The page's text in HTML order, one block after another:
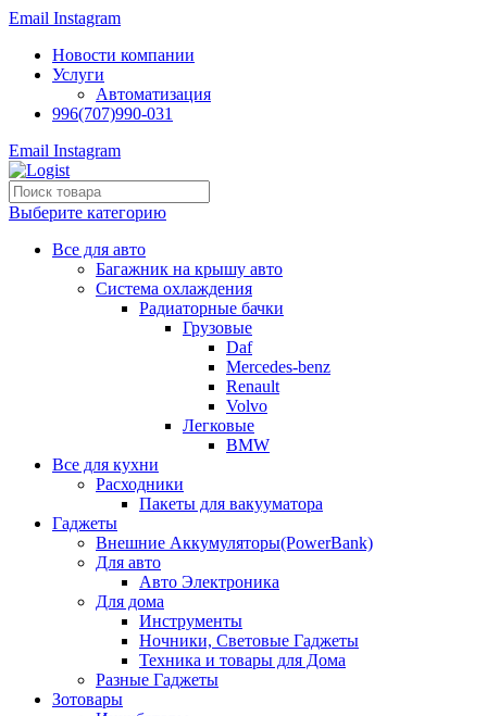
Email Instagram
Новости компании
Услуги
Автоматизация
996(707)990-031
Email Instagram
Выберите категорию
Все для авто
Багажник на крышу авто
Система охлаждения
Радиаторные бачки
Грузовые
Daf
Mercedes-benz
Renault
Volvo
Легковые
BMW
Все для кухни
Расходники
Пакеты для вакууматора
Гаджеты
Внешние Аккумуляторы(PowerBank)
Для авто
Авто Электроника
Для дома
Инструменты
Ночники, Световые Гаджеты
Техника и товары для Дома
Разные Гаджеты
Зотовары